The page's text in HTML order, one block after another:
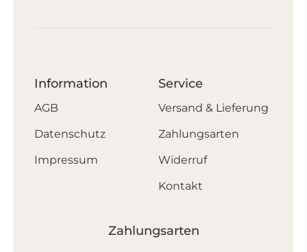
Information
AGB
Datenschutz
Impressum
Service
Versand & Lieferung
Zahlungsarten
Widerruf
Kontakt
Zahlungsarten